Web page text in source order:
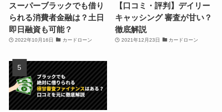
スーパーブラックでも借り
られる消費者金融は？土日
即日融資も可能？
2022年10月16日 カードローン
【口コミ・評判】デイリー
キャッシング 審査が甘い？
徹底解説
2021年12月23日 カードローン